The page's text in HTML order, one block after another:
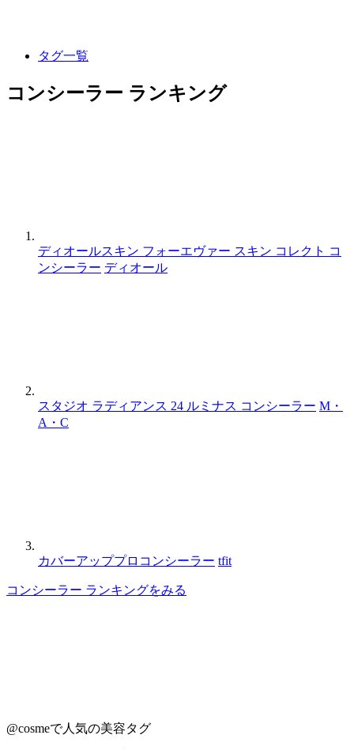
タグ一覧
コンシーラー ランキング
ディオールスキン フォーエヴァー スキン コレクト コ
ンシーラー ディオール
スタジオ ラディアンス 24 ルミナス コンシーラー M・
A・C
カバーアッププロコンシーラー tfit
コンシーラー ランキングをみる
@cosmeで人気の美容タグ